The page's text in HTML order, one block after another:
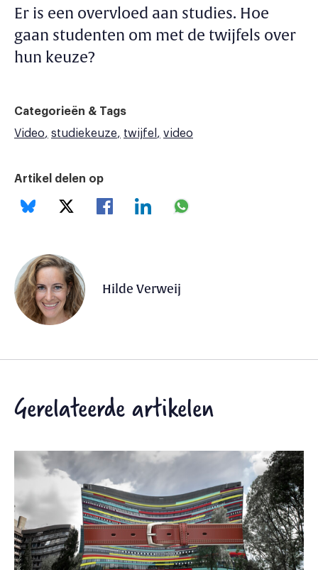
Er is een overvloed aan studies. Hoe
gaan studenten om met de twijfels over
hun keuze?
Categorieën & Tags
Video
studiekeuze twijfel video
Artikel delen op
Hilde Verweij
Gerelateerde artikelen